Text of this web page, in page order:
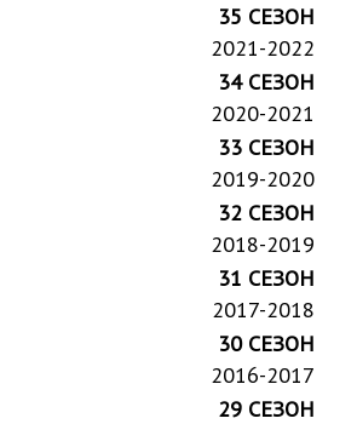
35 СЕЗОН
2021-2022
34 СЕЗОН
2020-2021
33 СЕЗОН
2019-2020
32 СЕЗОН
2018-2019
31 СЕЗОН
2017-2018
30 СЕЗОН
2016-2017
29 СЕЗОН